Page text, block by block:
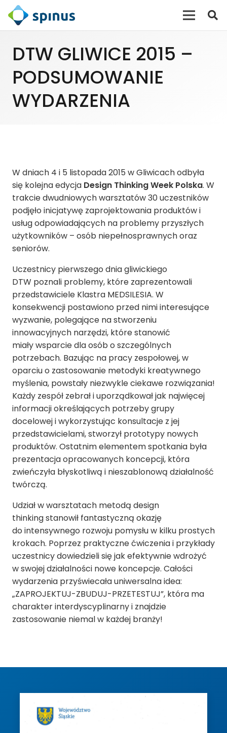
DTW GLIWICE 2015 –
PODSUMOWANIE
WYDARZENIA
W dniach 4 i 5 listopada 2015 w Gliwicach odbyła
się kolejna edycja Design Thinking Week Polska. W
trakcie dwudniowych warsztatów 30 uczestników
podjęło inicjatywę zaprojektowania produktów i
usług odpowiadających na problemy przyszłych
użytkowników – osób niepełnosprawnych oraz
seniorów.
Uczestnicy pierwszego dnia gliwickiego
DTW poznali problemy, które zaprezentowali
przedstawiciele Klastra MEDSILESIA. W
konsekwencji postawiono przed nimi interesujące
wyzwanie, polegające na stworzeniu
innowacyjnych narzędzi, które stanowić
miały wsparcie dla osób o szczególnych
potrzebach. Bazując na pracy zespołowej, w
oparciu o zastosowanie metodyki kreatywnego
myślenia, powstały niezwykle ciekawe rozwiązania!
Każdy zespół zebrał i uporządkował jak najwięcej
informacji określających potrzeby grupy
docelowej i wykorzystując konsultacje z jej
przedstawicielami, stworzył prototypy nowych
produktów. Ostatnim elementem spotkania była
prezentacja opracowanych koncepcji, która
zwieńczyła błyskotliwą i nieszablonową działalność
twórczą.
Udział w warsztatach metodą design
thinking stanowił fantastyczną okazję
do intensywnego rozwoju pomysłu w kilku prostych
krokach. Poprzez praktyczne ćwiczenia i przykłady
uczestnicy dowiedzieli się jak efektywnie wdrożyć
w swojej działalności nowe koncepcje. Całości
wydarzenia przyświecała uniwersalna idea:
„ZAPROJEKTUJ-ZBUDUJ-PRZETESTUJ”, która ma
charakter interdyscyplinarny i znajdzie
zastosowanie niemal w każdej branży!